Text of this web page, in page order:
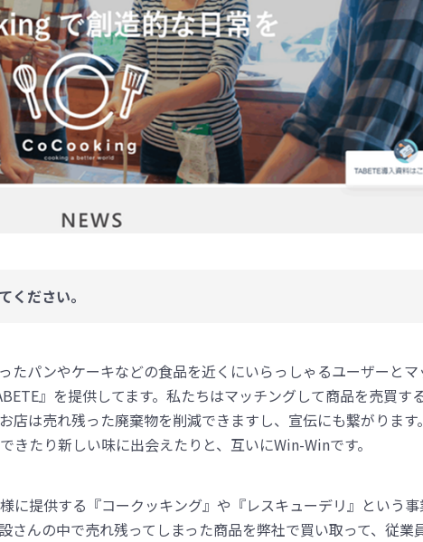
ださい。
たパンやケーキなどの食品を近くにいらっしゃるユーザーとマ
』を提供してます。私たちはマッチングして商品を売買す
店は売れ残った廃棄物を削減できますし、宣伝にも繋がります
たり新しい味に出会えたりと、互いにWin-Winです。
に提供する『コークッキング』や『レスキューデリ』という
さんの中で売れ残ってしまった商品を弊社で買い取って、従業